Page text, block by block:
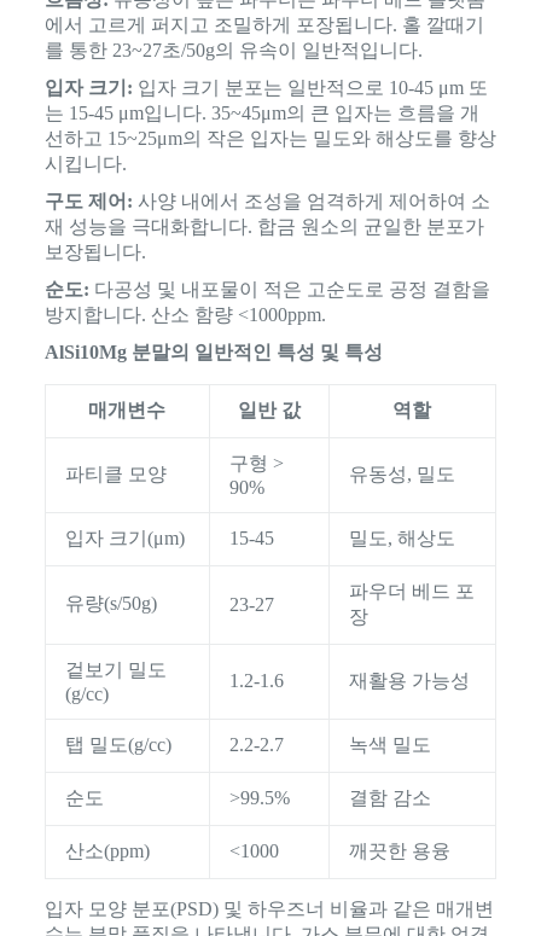
에서 고르게 퍼지고 조밀하게 포장됩니다. 홀 깔때기
를 통한 23~27초/50g의 유속이 일반적입니다.
입자 크기: 입자 크기 분포는 일반적으로 10-45 μm 또
는 15-45 μm입니다. 35~45μm의 큰 입자는 흐름을 개
선하고 15~25μm의 작은 입자는 밀도와 해상도를 향상
시킵니다.
구도 제어: 사양 내에서 조성을 엄격하게 제어하여 소
재 성능을 극대화합니다. 합금 원소의 균일한 분포가
보장됩니다.
순도: 다공성 및 내포물이 적은 고순도로 공정 결함을
방지합니다. 산소 함량 <1000ppm.
AlSi10Mg 분말의 일반적인 특성 및 특성
매개변수 일반 값 역할
파티클 모양
구형 >
90%
유동성, 밀도
입자 크기(μm) 15-45 밀도, 해상도
유량(s/50g) 23-27
파우더 베드 포
장
겉보기 밀도
(g/cc)
1.2-1.6 재활용 가능성
탭 밀도(g/cc) 2.2-2.7 녹색 밀도
순도 >99.5% 결함 감소
산소(ppm) <1000 깨끗한 용융
입자 모양 분포(PSD) 및 하우즈너 비율과 같은 매개변